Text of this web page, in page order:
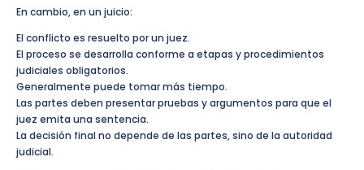
En cambio, en un juicio:
El conflicto es resuelto por un juez.
El proceso se desarrolla conforme a etapas y procedimientos
judiciales obligatorios.
Generalmente puede tomar más tiempo.
Las partes deben presentar pruebas y argumentos para que el
juez emita una sentencia.
La decisión final no depende de las partes, sino de la autoridad
judicial.